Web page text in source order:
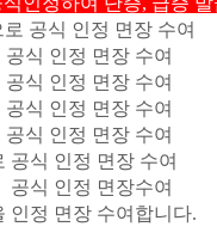
공식 인정 면장 수여
인정 면장 수여
인정 면장 수여
인정 면장 수여
인정 면장 수여
인정 면장 수여
인정 면장수여
면장 수여합니다.